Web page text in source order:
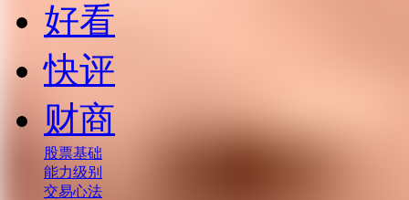
好看
快评
财商
股票基础
能力级别
交易心法